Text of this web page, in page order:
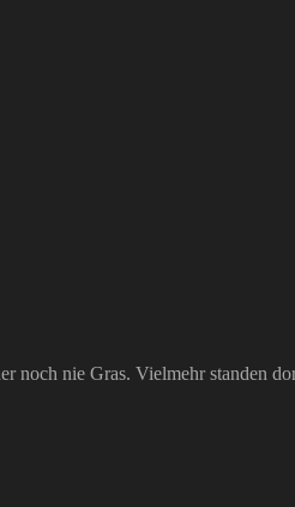
noch nie Gras. Vielmehr standen